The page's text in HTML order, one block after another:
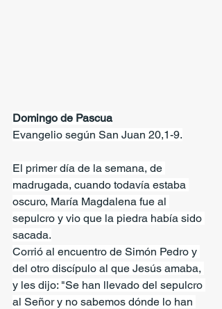
Domingo de Pascua
Evangelio según San Juan 20,1-9.
El primer día de la semana, de
madrugada, cuando todavía estaba
oscuro, María Magdalena fue al
sepulcro y vio que la piedra había sido
sacada.
Corrió al encuentro de Simón Pedro y
del otro discípulo al que Jesús amaba,
y les dijo: "Se han llevado del sepulcro
al Señor y no sabemos dónde lo han